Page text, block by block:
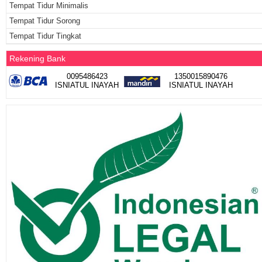
Tempat Tidur Minimalis
Tempat Tidur Sorong
Tempat Tidur Tingkat
Rekening Bank
0095486423
ISNIATUL INAYAH
1350015890476
ISNIATUL INAYAH